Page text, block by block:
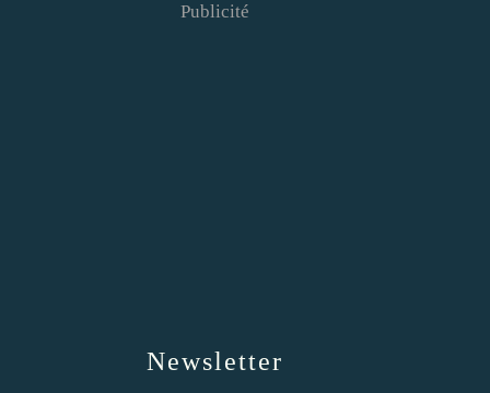
Newsletter
Publicité